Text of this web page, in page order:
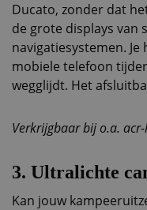
Ducato, zonder dat
de grote displays van
navigatiesystemen.
mobiele telefoon
wegglijdt. Het
Verkrijgbaar bij o.a.
3. Ultralichte
Kan jouw